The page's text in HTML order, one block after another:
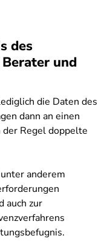
des
und
die Daten des
dann an einen
Regel doppelte
anderem
auch zur